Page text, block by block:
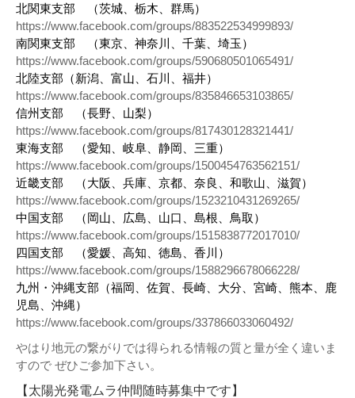
北関東支部 （茨城、栃木、群馬）
https://www.facebook.com/groups/883522534999893/
南関東支部 （東京、神奈川、千葉、埼玉）
https://www.facebook.com/groups/590680501065491/
北陸支部（新潟、富山、石川、福井）
https://www.facebook.com/groups/835846653103865/
信州支部 （長野、山梨）
https://www.facebook.com/groups/817430128321441/
東海支部 （愛知、岐阜、静岡、三重）
https://www.facebook.com/groups/1500454763562151/
近畿支部 （大阪、兵庫、京都、奈良、和歌山、滋賀）
https://www.facebook.com/groups/1523210431269265/
中国支部 （岡山、広島、山口、島根、鳥取）
https://www.facebook.com/groups/1515838772017010/
四国支部 （愛媛、高知、徳島、香川）
https://www.facebook.com/groups/1588296678066228/
九州・沖縄支部（福岡、佐賀、長崎、大分、宮崎、熊本、鹿
児島、沖縄）
https://www.facebook.com/groups/337866033060492/
やはり地元の繋がりでは得られる情報の質と量が全く違いま
すので ぜひご参加下さい。
【太陽光発電ムラ仲間随時募集中です】